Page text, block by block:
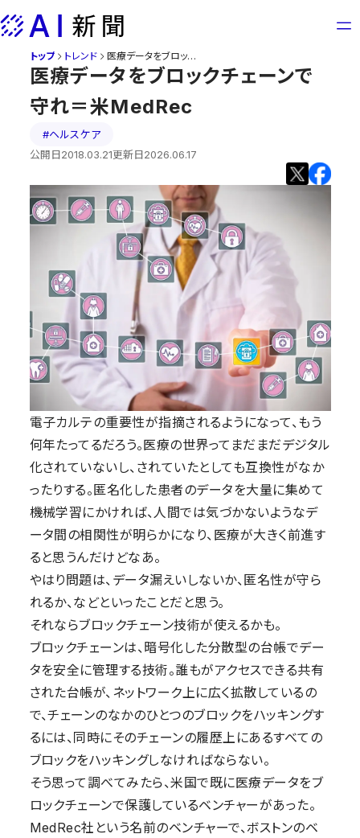
to
contentトップ トレンド 医療データをブロックチェーンで守れ＝米MedRec
医療データをブロックチェーンで
守れ＝米MedRec
#ヘルスケア
公開日2018.03.21更新日2026.06.17
電子カルテの重要性が指摘されるようになって、もう
何年たってるだろう。医療の世界ってまだまだデジタル
化されていないし、されていたとしても互換性がなか
ったりする。匿名化した患者のデータを大量に集めて
機械学習にかければ、人間では気づかないようなデ
ータ間の相関性が明らかになり、医療が大きく前進す
ると思うんだけどなあ。
やはり問題は、データ漏えいしないか、匿名性が守ら
れるか、などといったことだと思う。
それならブロックチェーン技術が使えるかも。
ブロックチェーンは、暗号化した分散型の台帳でデー
タを安全に管理する技術。誰もがアクセスできる共有
された台帳が、ネットワーク上に広く拡散しているの
で、チェーンのなかのひとつのブロックをハッキングす
るには、同時にそのチェーンの履歴上にあるすべての
ブロックをハッキングしなければならない。
そう思って調べてみたら、米国で既に医療データをブ
ロックチェーンで保護しているベンチャーがあった。
MedRec社という名前のベンチャーで、ボストンのベ